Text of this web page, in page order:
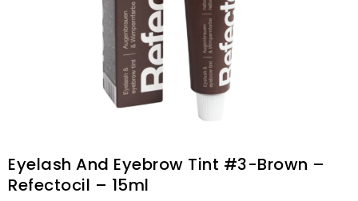
Eyelash And Eyebrow Tint #3-Brown –
Refectocil – 15ml